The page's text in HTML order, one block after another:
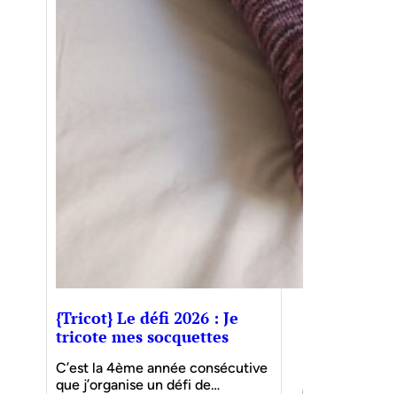
{Tricot} Le défi 2026 : Je
tricote mes socquettes
C’est la 4ème année consécutive
que j’organise un défi de…